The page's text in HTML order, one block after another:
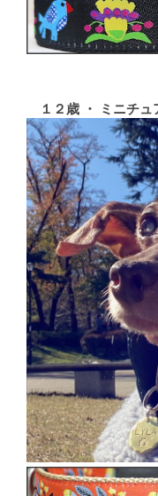
１２歳 ・ ミニチ